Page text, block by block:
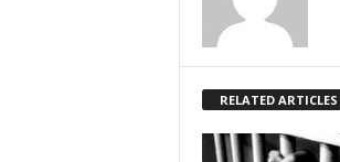
RELATED ARTICLES